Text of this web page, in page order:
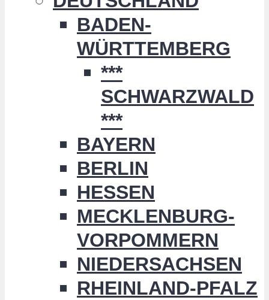
BADEN-
WÜRTTEMBERG
***
SCHWARZWALD
***
BAYERN
BERLIN
HESSEN
MECKLENBURG-
VORPOMMERN
NIEDERSACHSEN
RHEINLAND-PFALZ